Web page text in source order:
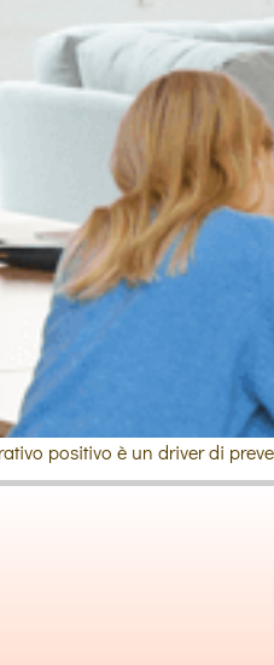
positivo è un driver di